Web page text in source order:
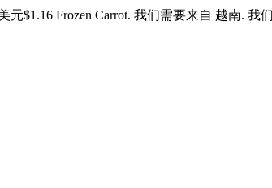
$1.16 Frozen Carrot. 我们需要来自 越南.